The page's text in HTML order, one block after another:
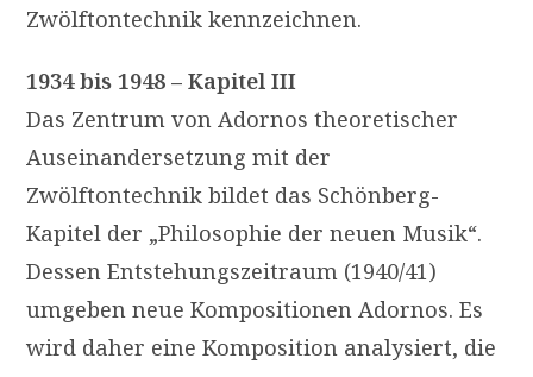
Zwölftontechnik kennzeichnen.
1934 bis 1948 – Kapitel III
Das Zentrum von Adornos theoretischer
Auseinandersetzung mit der
Zwölftontechnik bildet das Schönberg-
Kapitel der „Philosophie der neuen Musik“.
Dessen Entstehungszeitraum (1940/41)
umgeben neue Kompositionen Adornos. Es
wird daher eine Komposition analysiert, die